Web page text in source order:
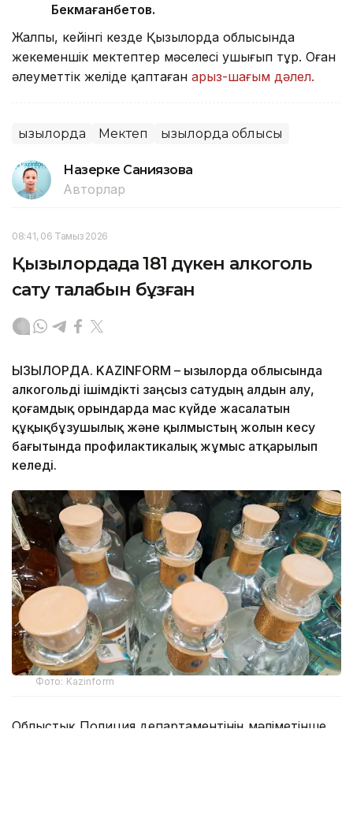
Бекмағанбетов.
Жалпы, кейінгі кезде Қызылорда облысында
жекеменшік мектептер мәселесі ушығып тұр. Оған
әлеуметтік желіде қаптаған арыз-шағым дәлел.
Қызылорда Мектеп Қызылорда облысы
Назерке Саниязова
Авторлар
08:41, 06 Тамыз 2026
Қызылордада 181 дүкен алкоголь
сату талабын бұзған
ҚЫЗЫЛОРДА. KAZINFORM – Қызылорда облысында
алкогольді ішімдікті заңсыз сатудың алдын алу,
қоғамдық орындарда мас күйде жасалатын
құқықбұзушылық және қылмыстың жолын кесу
бағытында профилактикалық жұмыс атқарылып
келеді.
Фото: Kazinform
Облыстық Полиция департаментінің мәліметінше,